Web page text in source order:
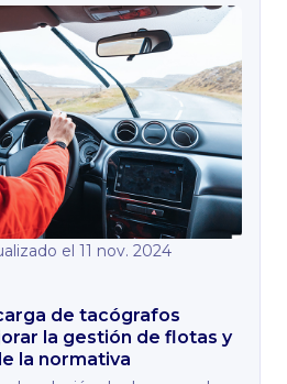
el 11 nov. 2024
de tacógrafos
la gestión de flotas y
la normativa